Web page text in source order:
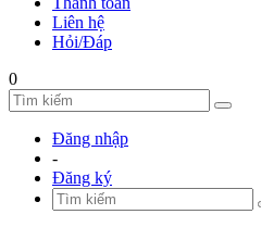
Liên hệ
Hỏi/Đáp
0
Đăng nhập
-
Đăng ký